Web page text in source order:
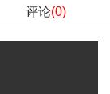
评论(0)